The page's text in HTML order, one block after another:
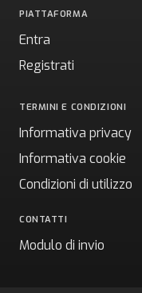
PIATTAFORMA
Entra
Registrati
TERMINI E CONDIZIONI
Informativa privacy
Informativa cookie
Condizioni di utilizzo
CONTATTI
Modulo di invio